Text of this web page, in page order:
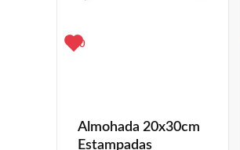
0
Almohada 20x30cm
Estampadas